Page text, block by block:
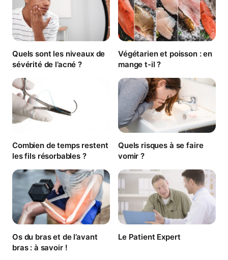
Quels sont les niveaux de
sévérité de l’acné ?
Végétarien et poisson : en
mange t-il ?
Combien de temps restent
les fils résorbables ?
Quels risques à se faire
vomir ?
Os du bras et de l’avant
bras : à savoir !
Le Patient Expert